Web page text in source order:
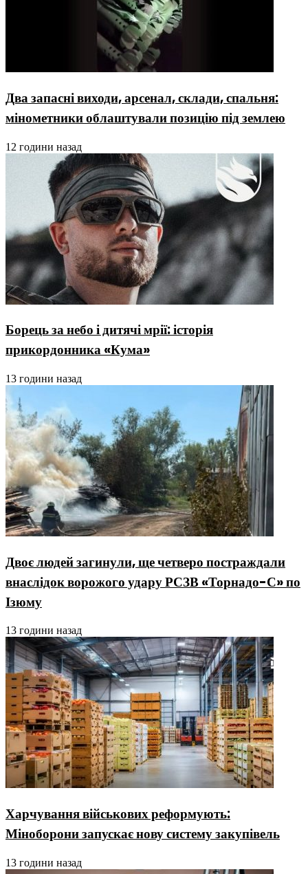
Два запасні виходи, арсенал, склади, спальня:
мінометники облаштували позицію під землею
12 години назад
Борець за небо і дитячі мрії: історія
прикордонника «Кума»
13 години назад
Двоє людей загинули, ще четверо постраждали
внаслідок ворожого удару РСЗВ «Торнадо-С» по
Ізюму
13 години назад
Харчування військових реформують:
Міноборони запускає нову систему закупівель
13 години назад